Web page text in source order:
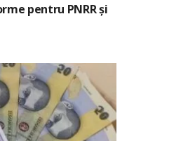
pentru PNRR și